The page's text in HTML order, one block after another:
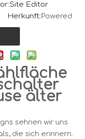
Editor
Herkunft: Powered
älter
sehnen wir uns
die sich erinnern.